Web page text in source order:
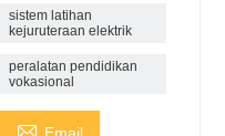
sistem latihan
kejuruteraan elektrik
peralatan pendidikan
vokasional
